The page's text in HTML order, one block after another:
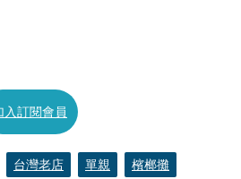
入訂閱會員
台灣老店 單親
檳榔攤